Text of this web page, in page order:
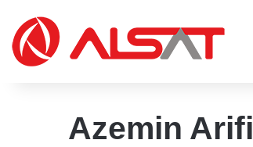
Azemin Arifi